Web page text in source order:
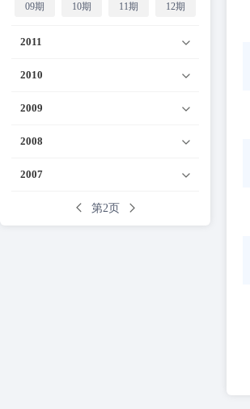
09期 10期 11期 12期
2011
2010
2009
2008
2007
第2页